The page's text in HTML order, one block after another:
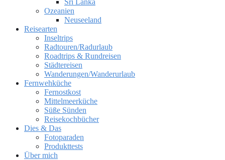
Sri Lanka
Ozeanien
Neuseeland
Reisearten
Inseltrips
Radtouren/Radurlaub
Roadtrips & Rundreisen
Städtereisen
Wanderungen/Wanderurlaub
Fernwehküche
Fernostkost
Mittelmeerküche
Süße Sünden
Reisekochbücher
Dies & Das
Fotoparaden
Produkttests
Über mich